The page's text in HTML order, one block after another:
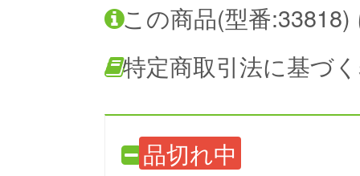
この商品(型番:33818)
特定商取引法に基づ
品切れ中